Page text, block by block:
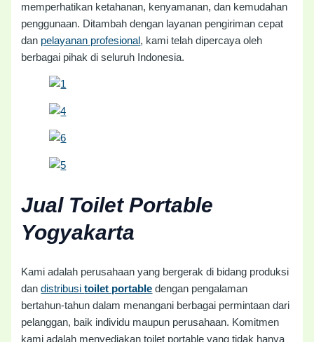
memperhatikan ketahanan, kenyamanan, dan kemudahan
penggunaan. Ditambah dengan layanan pengiriman cepat
dan pelayanan profesional, kami telah dipercaya oleh
berbagai pihak di seluruh Indonesia.
Jual Toilet Portable
Yogyakarta
Kami adalah perusahaan yang bergerak di bidang produksi
dandistribusitoilet portable dengan pengalaman
bertahun-tahun dalam menangani berbagai permintaan dari
pelanggan, baik individu maupun perusahaan. Komitmen
kami adalah menyediakan toilet portable yang tidak hanya